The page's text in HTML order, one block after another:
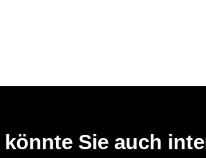
könnte Sie auch